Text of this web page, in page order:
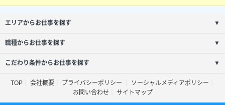
エリアからお仕事を探す ▼
職種からお仕事を探す ▼
こだわり条件からお仕事を探す ▼
TOP 会社概要 プライバシーポリシー
ソーシャルメディアポリシー
お問い合わせ
サイトマップ